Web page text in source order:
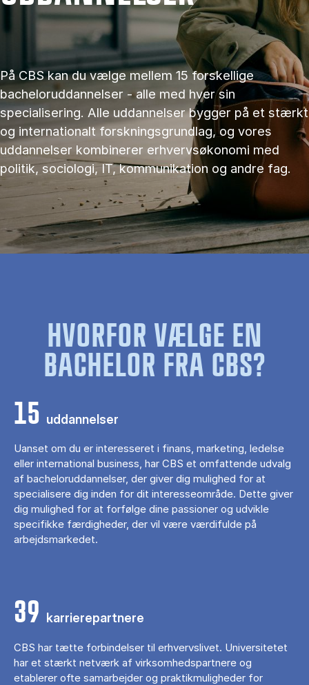
På CBS kan du vælge mellem 15 forskellige
bacheloruddannelser - alle med hver sin
specialisering. Alle uddannelser bygger på et stærkt
og internationalt forskningsgrundlag, og vores
uddannelser kombinerer erhvervsøkonomi med
politik, sociologi, IT, kommunikation og andre fag.
HVORFOR VÆLGE EN
BACHELOR FRA CBS?
15 uddannelser
Uanset om du er interesseret i finans, marketing, ledelse
eller international business, har CBS et omfattende udvalg
af bacheloruddannelser, der giver dig mulighed for at
specialisere dig inden for dit interesseområde. Dette giver
dig mulighed for at forfølge dine passioner og udvikle
specifikke færdigheder, der vil være værdifulde på
arbejdsmarkedet.
39 karrierepartnere
CBS har tætte forbindelser til erhvervslivet. Universitetet
har et stærkt netværk af virksomhedspartnere og
etablerer ofte samarbejder og praktikmuligheder for